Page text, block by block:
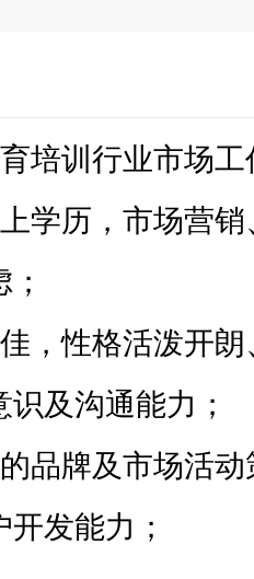
培训行业市场
学历，市场营
，性格活泼开
及沟通能力；
品牌及市场活
发能力；